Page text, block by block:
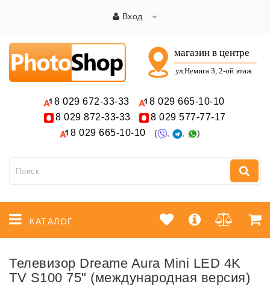
Вход
8 029 672-33-33 8 029 665-10-10
8 029 872-33-33 8 029 577-77-17
8 029 665-10-10 ( , , )
КАТАЛОГ
Телевизор Dreame Aura Mini LED 4K
TV S100 75" (международная версия)